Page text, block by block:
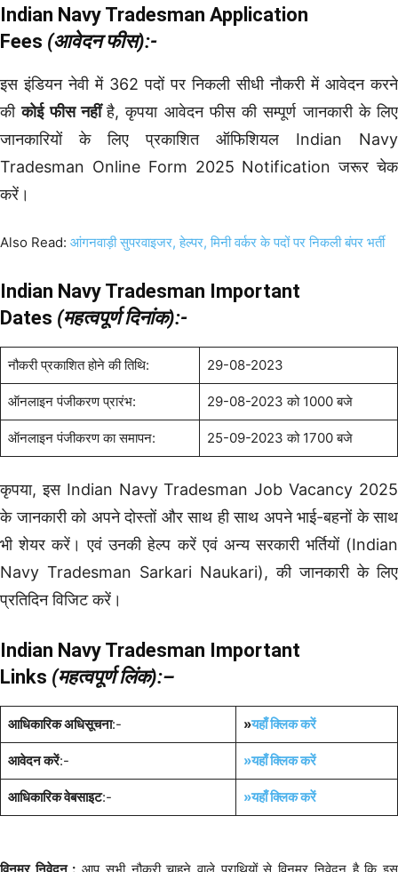
Indian Navy Tradesman Application
Fees (आवेदन फीस):-
इस इंडियन नेवी में 362 पदों पर निकली सीधी नौकरी में आवेदन करने
कीकोई फीस नहींहै, कृपया आवेदन फीस की सम्पूर्ण जानकारी के लिए
जानकारियों के लिए प्रकाशित ऑफिशियल Indian Navy
Tradesman Online Form 2025 Notification जरूर चेक
करें।
Also Read: आंगनवाड़ी सुपरवाइजर, हेल्पर, मिनी वर्कर के पदों पर निकली बंपर भर्ती
Indian Navy Tradesman Important
Dates (महत्वपूर्ण दिनांक):-
नौकरी प्रकाशित होने की तिथि: 29-08-2023
ऑनलाइन पंजीकरण प्रारंभ: 29-08-2023 को 1000 बजे
ऑनलाइन पंजीकरण का समापन: 25-09-2023 को 1700 बजे
कृपया, इस Indian Navy Tradesman Job Vacancy 2025
के जानकारी को अपने दोस्तों और साथ ही साथ अपने भाई-बहनों के साथ
भी शेयर करें। एवं उनकी हेल्प करें एवं अन्य सरकारी भर्तियों (Indian
Navy Tradesman Sarkari Naukari), की जानकारी के लिए
प्रतिदिन विजिट करें।
Indian Navy Tradesman Important
Links (महत्वपूर्ण लिंक):–
आधिकारिक अधिसूचना:- »यहाँ क्लिक करें
आवेदन करें:- »यहाँ क्लिक करें
आधिकारिक वेबसाइट:- »यहाँ क्लिक करें